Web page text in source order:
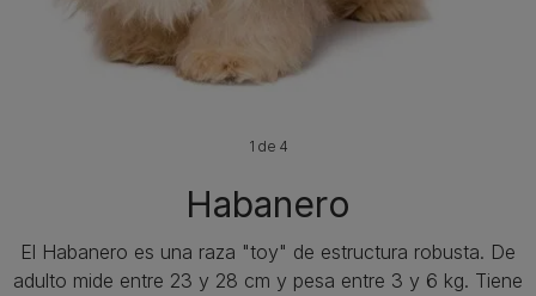
Habanero
El Habanero es una raza "toy" de estructura robusta. De
adulto mide entre 23 y 28 cm y pesa entre 3 y 6 kg. Tiene
1 de 4